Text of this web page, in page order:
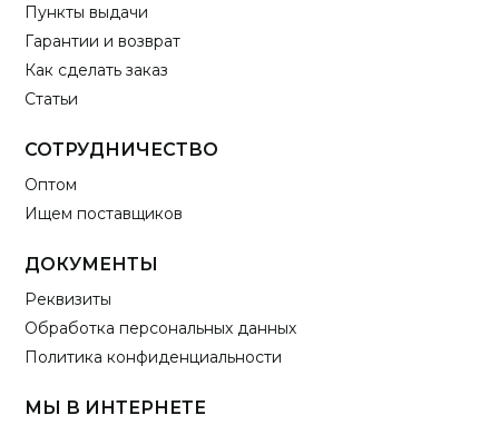
Пункты выдачи
Гарантии и возврат
Как сделать заказ
Статьи
СОТРУДНИЧЕСТВО
Оптом
Ищем поставщиков
ДОКУМЕНТЫ
Реквизиты
Обработка персональных данных
Политика конфиденциальности
МЫ В ИНТЕРНЕТЕ